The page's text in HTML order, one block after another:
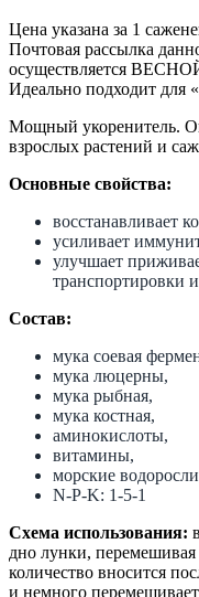
Цена указана за 1
Почтовая рассылка
осуществляется
Идеально подходит для
Мощный укоренитель.
взрослых растений и
Основные свойства:
восстанавливает
усиливает
улучшает
транспортировки
Состав:
мука соевая
мука люцерны,
мука рыбная,
мука костная,
аминокислоты,
витамины,
морские
N-P-K: 1-5-1
Схема использования:
дно лунки,
количество вносится
и немного